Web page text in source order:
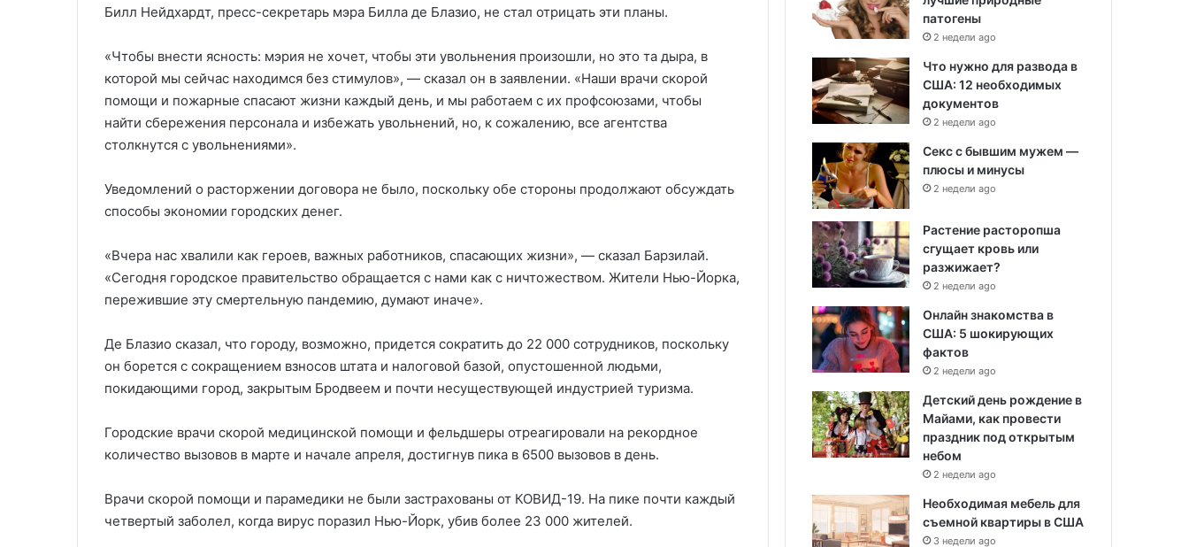
Билл Нейдхардт, пресс-секретарь мэра Билла де Блазио, не стал отрицать эти планы.
«Чтобы внести ясность: мэрия не хочет, чтобы эти увольнения произошли, но это та дыра, в
которой мы сейчас находимся без стимулов», — сказал он в заявлении. «Наши врачи скорой
помощи и пожарные спасают жизни каждый день, и мы работаем с их профсоюзами, чтобы
найти сбережения персонала и избежать увольнений, но, к сожалению, все агентства
столкнутся с увольнениями».
Уведомлений о расторжении договора не было, поскольку обе стороны продолжают обсуждать
способы экономии городских денег.
«Вчера нас хвалили как героев, важных работников, спасающих жизни», — сказал Барзилай.
«Сегодня городское правительство обращается с нами как с ничтожеством. Жители Нью-Йорка,
пережившие эту смертельную пандемию, думают иначе».
Де Блазио сказал, что городу, возможно, придется сократить до 22 000 сотрудников, поскольку
он борется с сокращением взносов штата и налоговой базой, опустошенной людьми,
покидающими город, закрытым Бродвеем и почти несуществующей индустрией туризма.
Городские врачи скорой медицинской помощи и фельдшеры отреагировали на рекордное
количество вызовов в марте и начале апреля, достигнув пика в 6500 вызовов в день.
Врачи скорой помощи и парамедики не были застрахованы от КОВИД-19. На пике почти каждый
четвертый заболел, когда вирус поразил Нью-Йорк, убив более 23 000 жителей.
патогены
2 недели ago
Что нужно для развода в
США: 12 необходимых
документов
2 недели ago
Секс с бывшим мужем —
плюсы и минусы
2 недели ago
Растение расторопша
сгущает кровь или
разжижает?
2 недели ago
Онлайн знакомства в
США: 5 шокирующих
фактов
2 недели ago
Детский день рождение в
Майами, как провести
праздник под открытым
небом
2 недели ago
Необходимая мебель для
съемной квартиры в США
3 недели ago